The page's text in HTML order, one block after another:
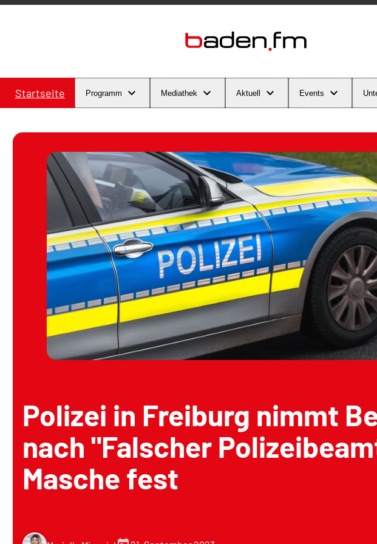
Startseite Programm Mediathek Aktuell Events
Polizei in Freiburg nimmt
nach "Falscher
Masche fest